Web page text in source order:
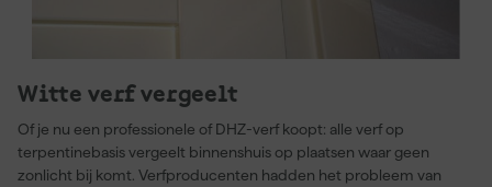
Witte verf vergeelt
Of je nu een professionele of DHZ-verf koopt: alle verf op
terpentinebasis vergeelt binnenshuis op plaatsen waar geen
zonlicht bij komt. Verfproducenten hadden het probleem van